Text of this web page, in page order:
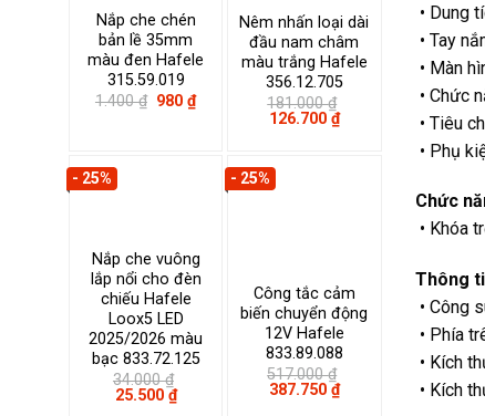
Nắp che chén
bản lề 35mm
màu đen Hafele
315.59.019
1.400₫ Giá
980₫Giá
hiện
980 ₫.
Nêm nhấn loại dài
đầu nam châm
màu trắng Hafele
356.12.705
181.000₫
Giá
181.000 ₫.
126.700 ₫Giá
hiện
- 25%
Nắp che vuông
lắp nổi cho đèn
chiếu Hafele
Loox5 LED
2025/2026 màu
bạc 833.72.125
34.000₫
Giá
25.500 ₫Giá
- 25%
Công tắc cảm
biến chuyển động
12V Hafele
833.89.088
517.000₫
Giá
387.750 ₫Giá
hiện
• Dung
• Tay
• Màn
• Chức
• Tiêu
• Phụ
Chức
• Khóa
Thông
• Công
• Phía
• Kích
• Kích